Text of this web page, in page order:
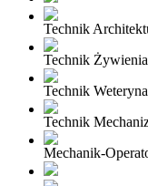
Technik
Technik
Technik
Technik
Mechanik-